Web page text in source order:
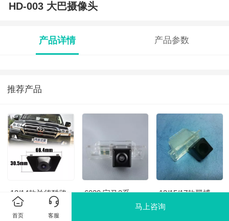
HD-003 大巴摄像头
产品详情 产品参数
推荐产品
12/14款兰德酷路
泽 前视汽车摄像
头
6020 宝马3系 13/15/17款翼博
首页 客服
马上咨询